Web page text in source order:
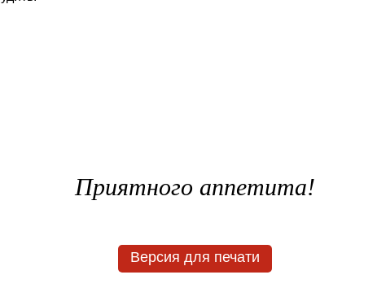
Приятного аппетита!
Версия для печати